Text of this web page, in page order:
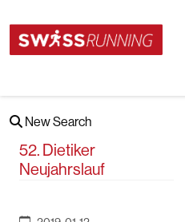
New Search
52. Dietiker
Neujahrslauf